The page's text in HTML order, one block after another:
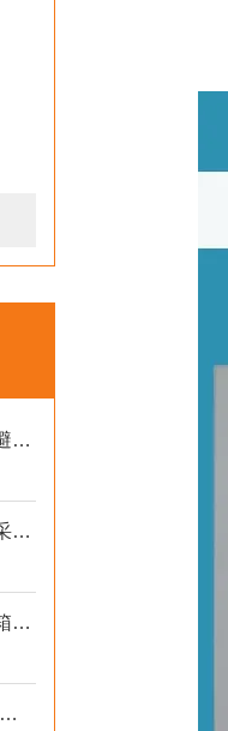
2026年三箱式冷热冲击试验箱采购避坑：静测工况、参数与合规选型逻辑
2026年二箱提篮式冷热冲击试验箱采购避坑：参数、工况与合规逻辑
2026年温湿老化测试冷热冲击试验箱排行榜：解决精度差、数据无效等核心痛点
2026 年 5 月电子元器件温湿老化测试：冷热冲击不稳、数据无效？这样解决